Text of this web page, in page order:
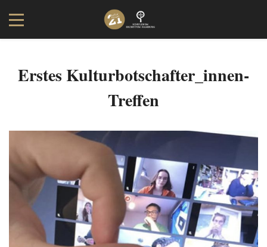
Erstes Kulturbotschafter_innen-
Treffen